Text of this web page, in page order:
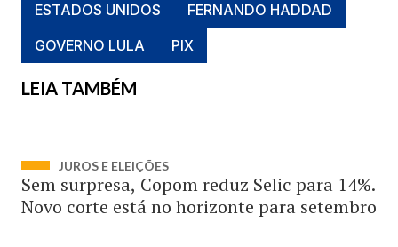
ESTADOS UNIDOS
FERNANDO HADDAD
GOVERNO LULA
PIX
LEIA TAMBÉM
JUROS E ELEIÇÕES
Sem surpresa, Copom reduz Selic para 14%.
Novo corte está no horizonte para setembro